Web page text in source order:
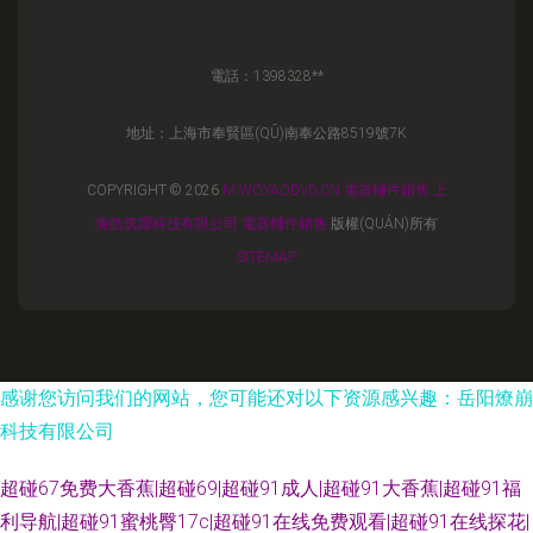
電話：1398328**
地址：上海市奉賢區(QŪ)南奉公路8519號7K
COPYRIGHT © 2026 M.WOYAODVD.CN 電器輔件銷售
上
海皓筑躍科技有限公司 電器輔件銷售 版權(QUÁN)所有
SITEMAP
感谢您访问我们的网站，您可能还对以下资源感兴趣：岳阳燎崩
科技有限公司
超碰67免费大香蕉|超碰69|超碰91成人|超碰91大香蕉|超碰91福
利导航|超碰91蜜桃臀17c|超碰91在线免费观看|超碰91在线探花|